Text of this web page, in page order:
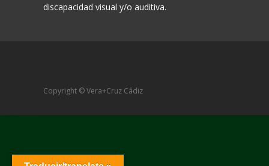
discapacidad visual y/o auditiva.
Copyright © Vera+Cruz Cádiz